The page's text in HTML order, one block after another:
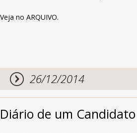
Veja no ARQUIVO.
26/12/2014
Diário de um